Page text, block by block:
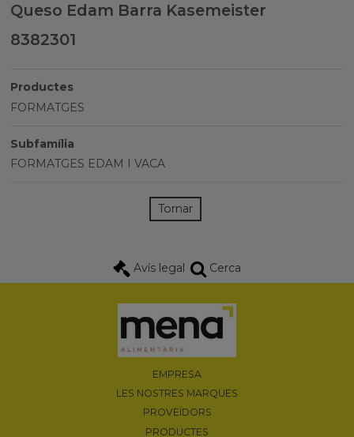
Queso Edam Barra Kasemeister
8382301
Productes
FORMATGES
Subfamília
FORMATGES EDAM I VACA
Tornar
Avís legal Cerca
EMPRESA
LES NOSTRES MARQUES
PROVEÏDORS
PRODUCTES